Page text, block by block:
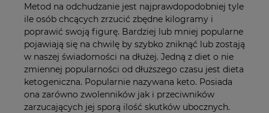
Metod na odchudzanie jest najprawdopodobniej tyle
ile osób chcących zrzucić zbędne kilogramy i
poprawić swoją figurę. Bardziej lub mniej popularne
pojawiają się na chwilę by szybko zniknąć lub zostają
w naszej świadomości na dłużej. Jedną z diet o nie
zmiennej popularności od dłuższego czasu jest dieta
ketogeniczna. Popularnie nazywana keto. Posiada
ona zarówno zwolenników jak i przeciwników
zarzucających jej sporą ilość skutków ubocznych.